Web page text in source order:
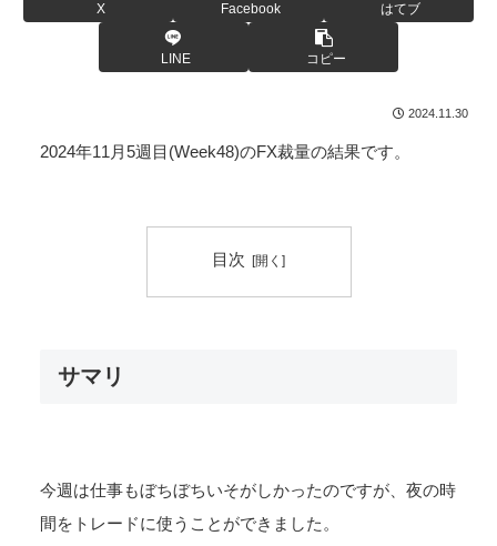
X Facebook はてブ
LINE コピー
2024.11.30
2024年11月5週目(Week48)のFX裁量の結果です。
目次
サマリ
今週は仕事もぼちぼちいそがしかったのですが、夜の時
間をトレードに使うことができました。